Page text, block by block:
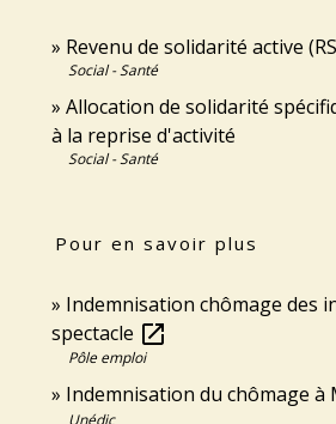
Revenu de solidarité active
Social - Santé
Allocation de solidarité
à la reprise d'activité
Social - Santé
Pour en savoir plus
Indemnisation chômage des
spectacle open_in_new
Pôle emploi
Indemnisation du chômage à